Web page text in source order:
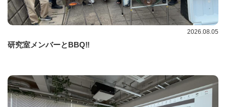
2026.08.05
研究室メンバーとBBQ‼